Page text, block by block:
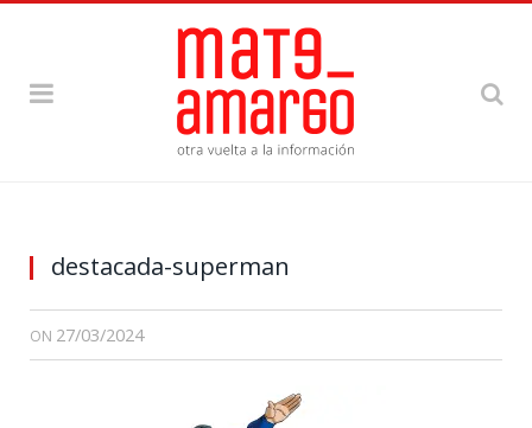
destacada-superman
ON 27/03/2024